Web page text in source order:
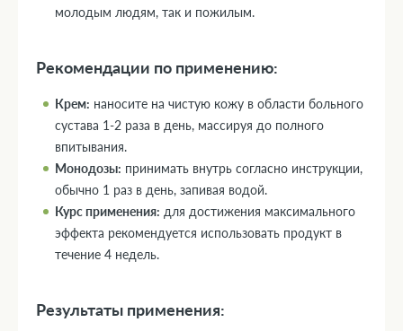
молодым людям, так и пожилым.
Рекомендации по применению:
Крем: наносите на чистую кожу в области больного
сустава 1-2 раза в день, массируя до полного
впитывания.
Монодозы: принимать внутрь согласно инструкции,
обычно 1 раз в день, запивая водой.
Курс применения: для достижения максимального
эффекта рекомендуется использовать продукт в
течение 4 недель.
Результаты применения: